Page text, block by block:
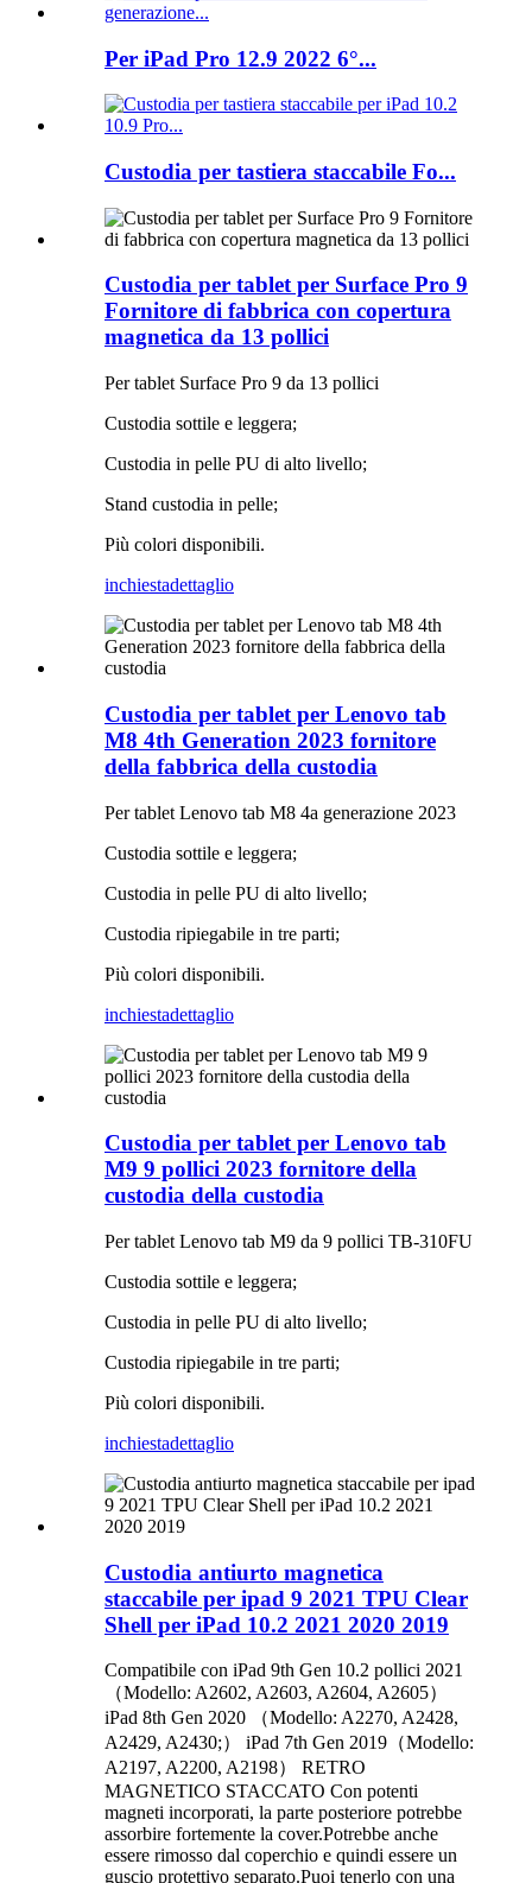
Per iPad Pro 12.9 2022 6°...
Custodia per tastiera staccabile Fo...
Custodia per tablet per Surface Pro 9
Fornitore di fabbrica con copertura
magnetica da 13 pollici
Per tablet Surface Pro 9 da 13 pollici
Custodia sottile e leggera;
Custodia in pelle PU di alto livello;
Stand custodia in pelle;
Più colori disponibili.
inchiestadettaglio
Custodia per tablet per Lenovo tab
M8 4th Generation 2023 fornitore
della fabbrica della custodia
Per tablet Lenovo tab M8 4a generazione 2023
Custodia sottile e leggera;
Custodia in pelle PU di alto livello;
Custodia ripiegabile in tre parti;
Più colori disponibili.
inchiestadettaglio
Custodia per tablet per Lenovo tab
M9 9 pollici 2023 fornitore della
custodia della custodia
Per tablet Lenovo tab M9 da 9 pollici TB-310FU
Custodia sottile e leggera;
Custodia in pelle PU di alto livello;
Custodia ripiegabile in tre parti;
Più colori disponibili.
inchiestadettaglio
Custodia antiurto magnetica
staccabile per ipad 9 2021 TPU Clear
Shell per iPad 10.2 2021 2020 2019
Compatibile con iPad 9th Gen 10.2 pollici 2021
（Modello: A2602, A2603, A2604, A2605）
iPad 8th Gen 2020 （Modello: A2270, A2428,
A2429, A2430;） iPad 7th Gen 2019（Modello:
A2197, A2200, A2198） RETRO
MAGNETICO STACCATO Con potenti
magneti incorporati, la parte posteriore potrebbe
assorbire fortemente la cover.Potrebbe anche
essere rimosso dal coperchio e quindi essere un
guscio protettivo separato.Puoi tenerlo con una